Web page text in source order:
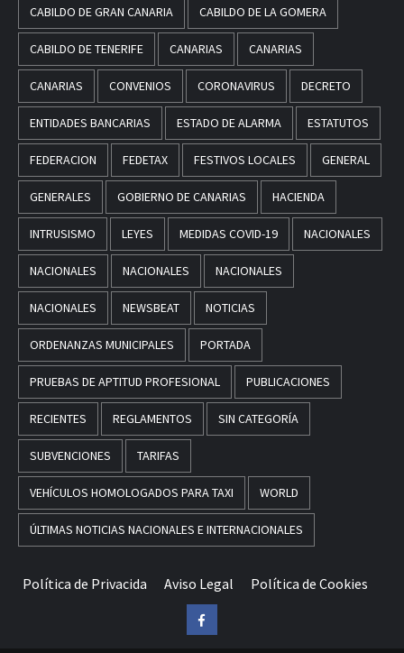
CABILDO DE GRAN CANARIA CABILDO DE LA GOMERA
CABILDO DE TENERIFE CANARIAS CANARIAS
CANARIAS CONVENIOS CORONAVIRUS DECRETO
ENTIDADES BANCARIAS ESTADO DE ALARMA ESTATUTOS
FEDERACION FEDETAX FESTIVOS LOCALES GENERAL
GENERALES GOBIERNO DE CANARIAS HACIENDA
INTRUSISMO LEYES MEDIDAS COVID-19 NACIONALES
NACIONALES NACIONALES NACIONALES
NACIONALES NEWSBEAT NOTICIAS
ORDENANZAS MUNICIPALES PORTADA
PRUEBAS DE APTITUD PROFESIONAL PUBLICACIONES
RECIENTES REGLAMENTOS SIN CATEGORÍA
SUBVENCIONES TARIFAS
VEHÍCULOS HOMOLOGADOS PARA TAXI WORLD
ÚLTIMAS NOTICIAS NACIONALES E INTERNACIONALES
Política de Privacida Aviso Legal Política de Cookies
Facebook